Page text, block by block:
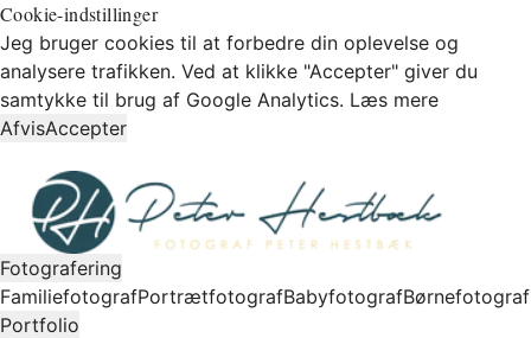
Cookie-indstillinger
Jeg bruger cookies til at forbedre din oplevelse og
analysere trafikken. Ved at klikke "Accepter" giver du
samtykke til brug af Google Analytics. Læs mere
AfvisAccepter
Fotografering
FamiliefotografPortrætfotografBabyfotografBørnefotograf
Portfolio